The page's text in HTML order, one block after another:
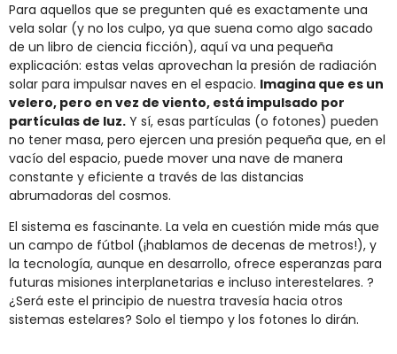
Para aquellos que se pregunten qué es exactamente una
vela solar (y no los culpo, ya que suena como algo sacado
de un libro de ciencia ficción), aquí va una pequeña
explicación: estas velas aprovechan la presión de radiación
solar para impulsar naves en el espacio. Imagina que es un
velero, pero en vez de viento, está impulsado por
partículas de luz. Y sí, esas partículas (o fotones) pueden
no tener masa, pero ejercen una presión pequeña que, en el
vacío del espacio, puede mover una nave de manera
constante y eficiente a través de las distancias
abrumadoras del cosmos.
El sistema es fascinante. La vela en cuestión mide más que
un campo de fútbol (¡hablamos de decenas de metros!), y
la tecnología, aunque en desarrollo, ofrece esperanzas para
futuras misiones interplanetarias e incluso interestelares. ?
¿Será este el principio de nuestra travesía hacia otros
sistemas estelares? Solo el tiempo y los fotones lo dirán.